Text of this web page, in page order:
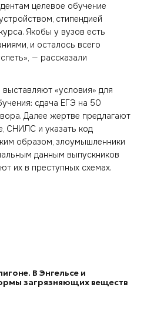
целевое обучение
стипендией
Якобы у вузов есть
и осталось всего
— рассказали
«условия» для
сдача ЕГЭ на 50
Далее жертве предлагают
СНИЛС и указать код
образом, злоумышленники
данным выпускников
их в преступных схемах.
В Энгельсе и
загрязняющих веществ